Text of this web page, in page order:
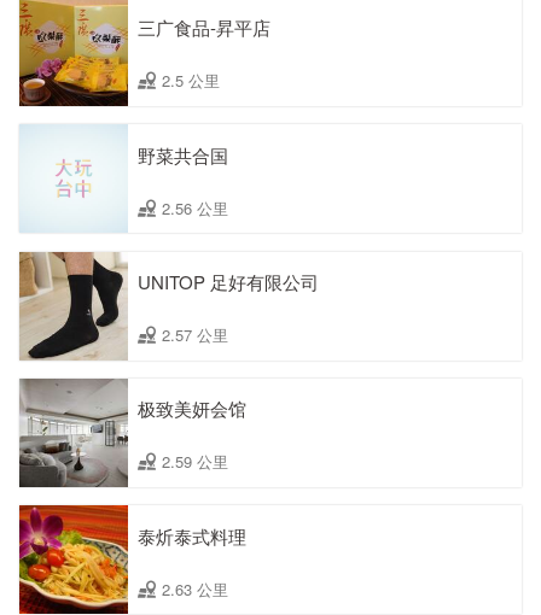
三广食品-昇平店
2.5 公里
野菜共合国
2.56 公里
UNITOP 足好有限公司
2.57 公里
极致美妍会馆
2.59 公里
泰炘泰式料理
2.63 公里